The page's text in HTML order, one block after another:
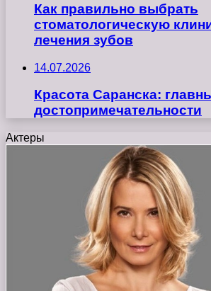
Как правильно выбрать
стоматологическую
лечения зубов
14.07.2026
Красота Саранска:
достопримечательности
Актеры